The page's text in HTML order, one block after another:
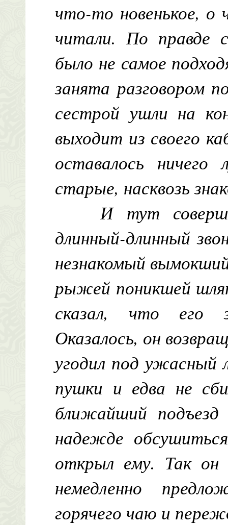
что-то новенькое, о
читали. По правде
было не самое
занята разговором
сестрой ушли на
выходит из своего
оставалось
старые, насквозь
И тут
длинный-длинный
незнакомый
рыжей поникшей
сказал, что его
Оказалось, он
угодил под ужасный
пушки и едва не
ближайший
надежде
открыл ему. Так
немедленно
горячего чаю и